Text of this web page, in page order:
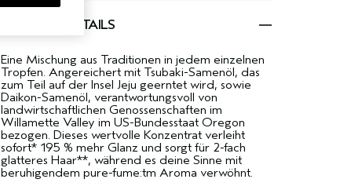
PRODUKTDETAILS
Eine Mischung aus Traditionen in jedem einzelnen
Tropfen. Angereichert mit Tsubaki-Samenöl, das
zum Teil auf der Insel Jeju geerntet wird, sowie
Daikon-Samenöl, verantwortungsvoll von
landwirtschaftlichen Genossenschaften im
Willamette Valley im US-Bundesstaat Oregon
bezogen. Dieses wertvolle Konzentrat verleiht
sofort* 195 % mehr Glanz und sorgt für 2-fach
glatteres Haar**, während es deine Sinne mit
beruhigendem pure-fume:tm Aroma verwöhnt.